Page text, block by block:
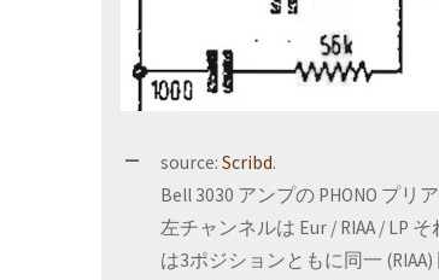
source: Scribd.
Bell 3030 アンプの PHONO プリ
左チャンネルは Eur / RIAA / LP
は3ポジションともに同一